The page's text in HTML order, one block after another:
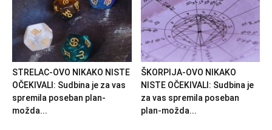
STRELAC-OVO NIKAKO NISTE
OČEKIVALI: Sudbina je za vas
spremila poseban plan-
možda...
ŠKORPIJA-OVO NIKAKO
NISTE OČEKIVALI: Sudbina je
za vas spremila poseban
plan-možda...